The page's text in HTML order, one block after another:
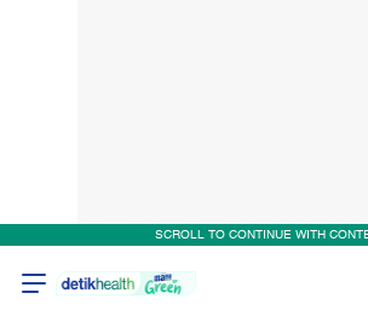
SCROLL TO CONTINUE WITH